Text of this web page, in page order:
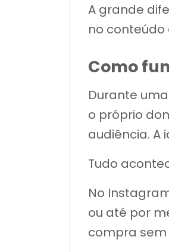
A grande
no
Como
Durante
o próprio
audiência.
Tudo
No
ou até por
compra